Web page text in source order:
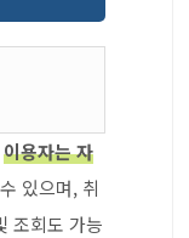
이용자는 자
있으며, 취
조회도 가능